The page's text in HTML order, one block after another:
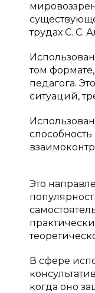
трудах С. С.
том
педагога.
ситуаций,
Это
В сфере
когда оно